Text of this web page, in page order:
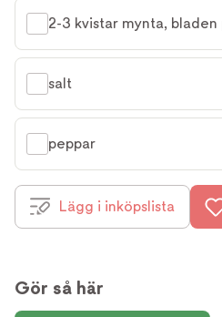
2-3 kvistar mynta,
salt
peppar
Lägg i inköpslista
Gör så här